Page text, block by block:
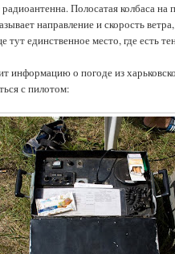
Полосатая колбаса на
направление и скорость
тут единственное место, где есть
информацию о погоде из
с пилотом: